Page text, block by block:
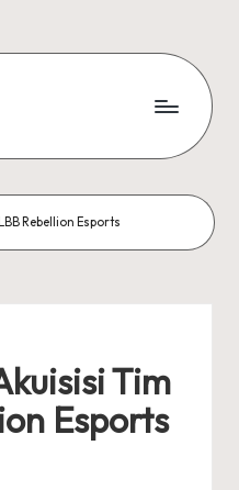
Rebellion Esports
Tim
Esports